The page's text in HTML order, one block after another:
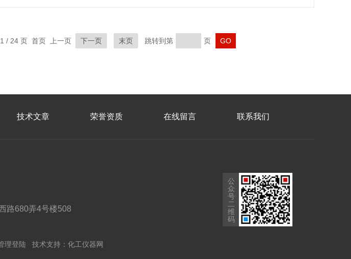
/ 24 页 首页 上一页 下一页 末页 跳转到第 页
技术文章 荣誉资质 在线留言 联系我们
路680弄4号楼508
理登陆 技术支持： 化工仪器网
公
众
号
二
维
码